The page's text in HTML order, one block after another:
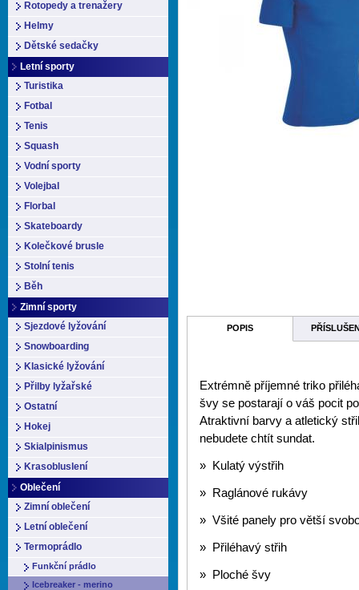
Rotopedy a trenažery
Helmy
Dětské sedačky
Letní sporty
Turistika
Fotbal
Tenis
Squash
Vodní sporty
Volejbal
Florbal
Skateboardy
Kolečkové brusle
Stolní tenis
Běh
Zimní sporty
Sjezdové lyžování
Snowboarding
Klasické lyžování
Přilby lyžařské
Ostatní
Hokej
Skialpinismus
Krasobluslení
Oblečení
Zimní oblečení
Letní oblečení
Termoprádlo
Funkční prádlo
Icebreaker - merino
POPIS
Extrémně příjemné triko
švy se postarají o váš pocit
Atraktivní barvy a atletický
nebudete chtít sundat.
» Kulatý výstřih
» Raglánové rukávy
» Všité panely pro větší
» Přiléhavý střih
» Ploché švy